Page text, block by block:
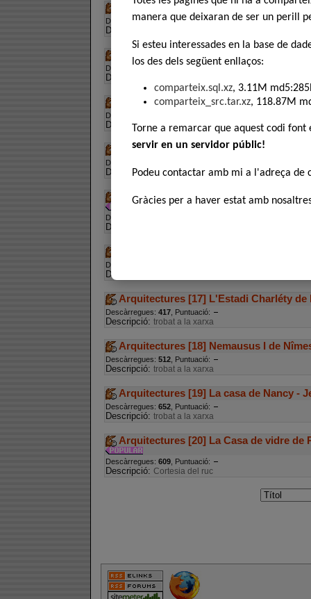
Arquitectures [11] La Casa Milà
Descàrregues:304, Puntuació:
Descripció:
Arquitectures [12] La Caixa d'Estalvis
Descàrregues: , Puntuació:
Descripció:
Arquitectures [13] L'Auditorium
Descàrregues:
Descripció:Cortesia de Xordi, per TotsRucs
Arquitectures [14] La mediateca de
Descàrregues:
Descripció:trobat a la xarxa
Arquitectures [15] Museu Jueu de
Descàrregues:
Descripció:
Descàrregues:
Descripció:
Arquitectures [17] L'Estadi Charléty de
Descàrregues: 417, Puntuació:
Descripció: trobat a la xarxa
Arquitectures [18] Nemausus I de
Descàrregues: 512, Puntuació:
Descripció: trobat a la xarxa
Arquitectures [19] La casa de Nancy -
Descàrregues: 652, Puntuació:
Descripció: trobat a la xarxa
Arquitectures [20] La Casa de vidre de
Descàrregues: 609, Puntuació:
Descripció: Cortesia del ruc
manera que deixaran de ser un perill
Si esteu interessades en la base de
los des dels següent enllaços:
comparteix.sql.xz, 3.11M
comparteix_src.tar.xz, 118.87M
Torne a remarcar que aquest codi
servir en un servidor públic!
Podeu contactar amb mi a l'adreça de
Gràcies per a haver estat amb